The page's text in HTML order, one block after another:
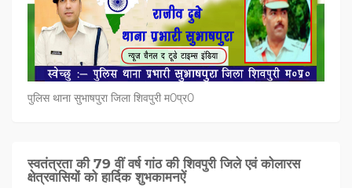
पुलिस थाना सुभाषपुरा जिला शिवपुरी म0प्र0
स्वतंत्रता की 79 वीं वर्ष गांठ की शिवपुरी जिले एवं कोलारस
क्षेत्रवासियों को हार्दिक शुभकामनऐं